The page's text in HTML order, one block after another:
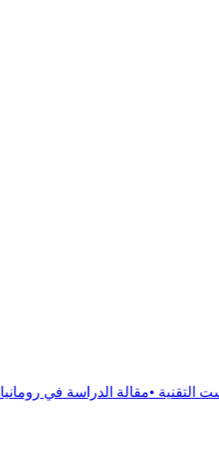
الدراسة في رومانيا جامعة بوخارست